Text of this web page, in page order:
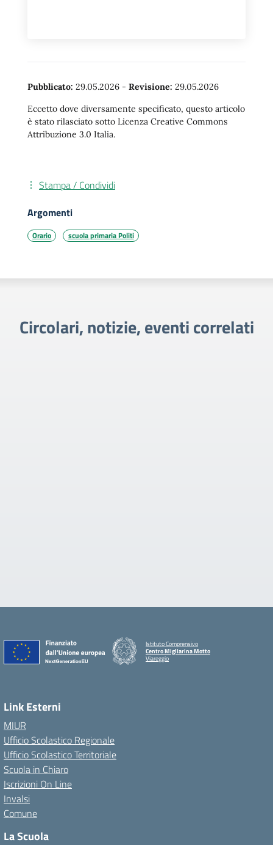
Pubblicato: 29.05.2026 - Revisione: 29.05.2026
Eccetto dove diversamente specificato, questo articolo
è stato rilasciato sotto Licenza Creative Commons
Attribuzione 3.0 Italia.
Stampa / Condividi
Argomenti
Orario scuola primaria Politi
Circolari, notizie, eventi correlati
Istituto Comprensivo
Centro Migliarina Motto
Viareggio
Link Esterni
MIUR
Ufficio Scolastico Regionale
Ufficio Scolastico Territoriale
Scuola in Chiaro
Iscrizioni On Line
Invalsi
Comune
La Scuola